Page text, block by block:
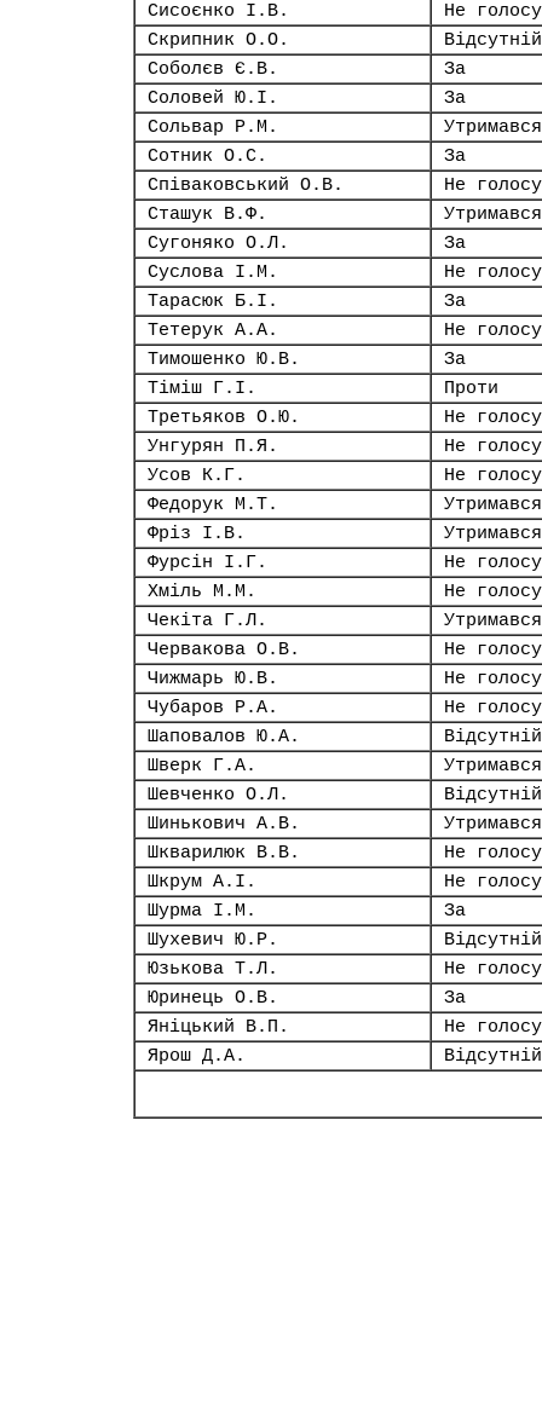
Сисоєнко І.В.
Не
Скрипник О.О.
Відсутній
Соболєв Є.В.
За
Соловей Ю.І.
За
Сольвар Р.М.
Утримався
Сотник О.С.
За
Співаковський О.В.
Не
Сташук В.Ф.
Утримався
Сугоняко О.Л.
За
Суслова І.М.
Не
Тарасюк Б.І.
За
Тетерук А.А.
Не
Тимошенко Ю.В.
За
Тіміш Г.І.
Проти
Третьяков О.Ю.
Не
Унгурян П.Я.
Не
Усов К.Г.
Не
Федорук М.Т.
Утримався
Фріз І.В.
Утримався
Фурсін І.Г.
Не
Хміль М.М.
Не
Чекіта Г.Л.
Утримався
Червакова О.В.
Не
Чижмарь Ю.В.
Не
Чубаров Р.А.
Не
Шаповалов Ю.А.
Відсутній
Шверк Г.А.
Утримався
Шевченко О.Л.
Відсутній
Шинькович А.В.
Утримався
Шкварилюк В.В.
Не
Шкрум А.І.
Не
Шурма І.М.
За
Шухевич Ю.Р.
Відсутній
Юзькова Т.Л.
Не
Юринець О.В.
За
Яніцький В.П.
Не
Ярош Д.А.
Відсутній